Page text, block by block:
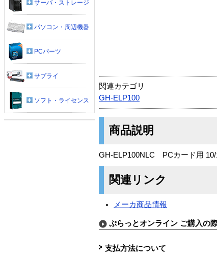
関連カテゴリ
GH-ELP100
商品説明
GH-ELP100NLC PCカード用 10/
関連リンク
メーカ商品情報
ぷらっとオンライン ご購入の
支払方法について
サーバ・ストレージ
パソコン・周辺機器
PCパーツ
サプライ
ソフト・ライセンス